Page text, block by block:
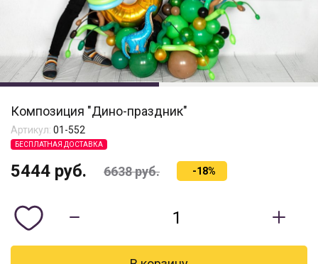
Композиция "Дино-праздник"
Артикул: 01-552
БЕСПЛАТНАЯ ДОСТАВКА
5444 руб. 6638руб. -18%